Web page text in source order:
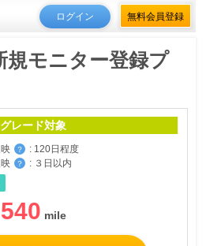
ログイン 無料会員登録
規モニター登録プ
グレード対象
？ : 120日程度
？ : ３日以内
540